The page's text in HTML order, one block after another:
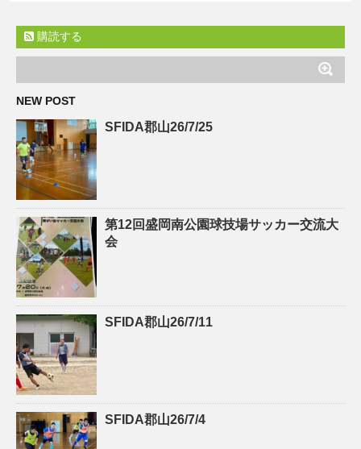
購読する
NEW POST
SFIDA郡山26/7/25
第12回盛岡南公園球技場サッカー交流大
会
SFIDA郡山26/7/11
SFIDA郡山26/7/4